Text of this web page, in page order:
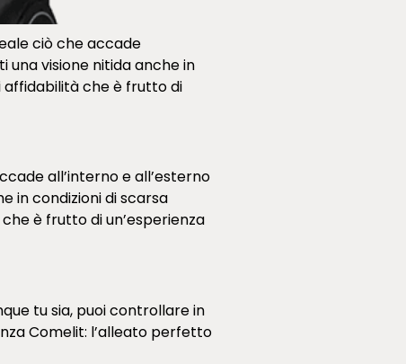
ciò che accade
una visione nitida anche in
affidabilità che è frutto di
all’interno e all’esterno
in condizioni di scarsa
è frutto di un’esperienza
tu sia, puoi controllare in
Comelit: l’alleato perfetto